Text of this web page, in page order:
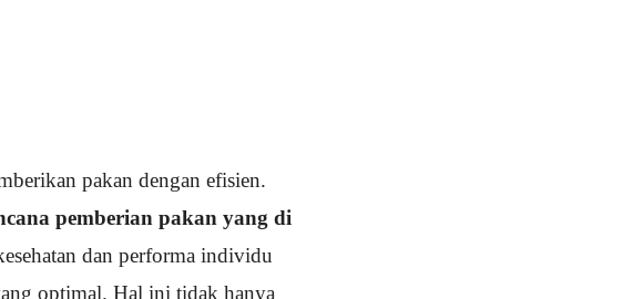
pakan dengan efisien.
pemberian pakan yang di
dan performa individu
optimal. Hal ini tidak hanya